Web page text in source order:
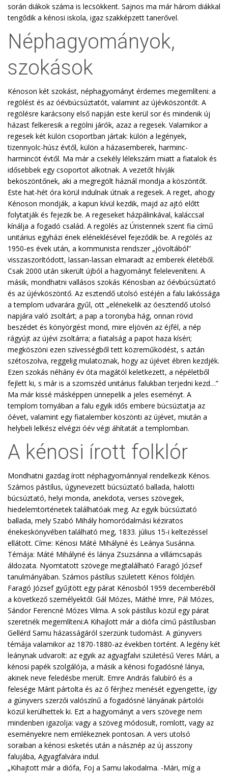
során diákok száma is lecsökkent. Sajnos ma már három diákkal
tengődik a kénosi iskola, igaz szakképzett tanerővel.
Néphagyományok,
szokások
Kénoson két szokást, néphagyományt érdemes megemlíteni: a
regölést és az óévbúcsúztatót, valamint az újévköszöntőt. A
regölésre karácsony első napján este kerül sor és mindenik új
házast felkeresik a regölni járók, azaz a regesek. Valamikor a
regesek két külön csoportban jártak: külön a legények,
tizennyolc-húsz évtől, külön a házasemberek, harminc-
harmincöt évtől. Ma már a csekély lélekszám miatt a fiatalok és
idősebbek egy csoportot alkotnak. A vezetőt hívják
beköszöntőnek, aki a megregölt háznál mondja a köszöntőt.
Este hat-hét óra körül indulnak útnak a regesek. A reget, ahogy
Kénoson mondják, a kapun kívül kezdik, majd az ajtó előtt
folytatják és fejezik be. A regeseket házpálinkával, kaláccsal
kínálja a fogadó család. A regölés az Úristennek szent fia című
unitárius egyházi ének eléneklésével fejeződik be. A regölés az
1950-es évek után, a kommunista rendszer „jóvoltából”
visszaszorítódott, lassan-lassan elmaradt az emberek életéből.
Csak 2000 után sikerült újból a hagyományt feleleveníteni. A
másik, mondhatni vallásos szokás Kénosban az óévbúcsúztató
és az újévköszöntő. Az esztendő utolsó estéjén a falu lakóssága
a templom udvarára gyűl, ott „elénekelik az óesztendő utolsó
napjára való zsoltárt; a pap a toronyba hág, onnan rövid
beszédet és könyörgést mond, mire eljövén az éjfél, a nép
rágyújt az újévi zsoltárra; a fiatalság a papot haza kíséri;
megköszöni ezen szívességből tett közreműködést, s aztán
szétoszolva, reggelig mulatoznak, hogy az újévet ébren kezdjék.
Ezen szokás néhány év óta magától keletkezett, a népéletből
fejlett ki, s már is a szomszéd unitárius falukban terjedni kezd…”
Ma már kissé másképpen ünnepelik a jeles eseményt. A
templom tornyában a falu egyik idős embere búcsúztatja az
óévet, valamint egy fiatalember köszönti az újévet, miután a
helybeli lelkész elvégzi óév végi áhítatát a templomban.
A kénosi írott folklór
Mondhatni gazdag írott néphagyománnyal rendelkezik Kénos.
Számos pástílus, úgynevezett búcsúztató ballada, halotti
búcsúztató, helyi monda, anekdota, verses szövegek,
hiedelemtörténetek találhatóak meg. Az egyik búcsúztató
ballada, mely Szabó Mihály homoródalmási kéziratos
énekeskönyvében található meg, 1833. július 15-i keltezéssel
ellátott. Címe: Kénosi Máté Mihályné és Leánya Susánna.
Témája: Máté Mihályné és lánya Zsuzsánna a villámcsapás
áldozata. Nyomtatott szövege megtalálható Faragó József
tanulmányában. Számos pástílus született Kénos földjén.
Faragó József gyűjtött egy párat Kénosból 1959 decemberéből
a következő személyektől: Gál Mózes, Máthé Imre, Pál Mózes,
Sándor Ferencné Mózes Vilma. A sok pástílus közül egy párat
szeretnék megemlíteni:A Kihajlott már a diófa című pástílusban
Gellérd Samu házasságáról szerzünk tudomást. A gúnyvers
témája valamikor az 1870-1880-az években történt. A legény két
leánynak udvarolt: az egyik az agyagfalvi születésű Veres Mári, a
kénosi papék szolgálója, a másik a kénosi fogadósné lánya,
akinek neve feledésbe merült. Emre András falubíró és a
felesége Márit pártolta és az ő férjhez menését egyengette, így
a gúnyvers szerzői valószínű a fogadósné lányának pártolói
közül kerülhettek ki. Ezt a hagyományt a vers szövege nem
mindenben igazolja: vagy a szöveg módosult, romlott, vagy az
eseményekre nem emlékeznek pontosan. A vers utolsó
soraiban a kénosi esketés után a násznép az új asszony
falujába, Agyagfalvára indul.
„Kihajtott már a diófa, Foj a Samu lakodalma. -Mári, míg a